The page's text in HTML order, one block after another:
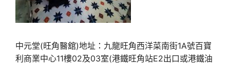
中元堂(旺角醫舘)地址：九龍旺角西洋菜南街1A號百寶
利商業中心11樓02及03室(港鐵旺角站E2出口或港鐵油